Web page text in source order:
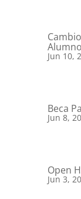
Jun 10,
Beca
Jun 8,
Open
Jun 3,